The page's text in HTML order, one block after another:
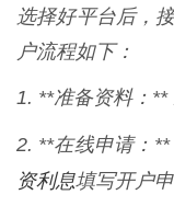
选择好平台后，
户流程如下：
1. **准备资料：**
2. **在线申请：**
资利息填写开户